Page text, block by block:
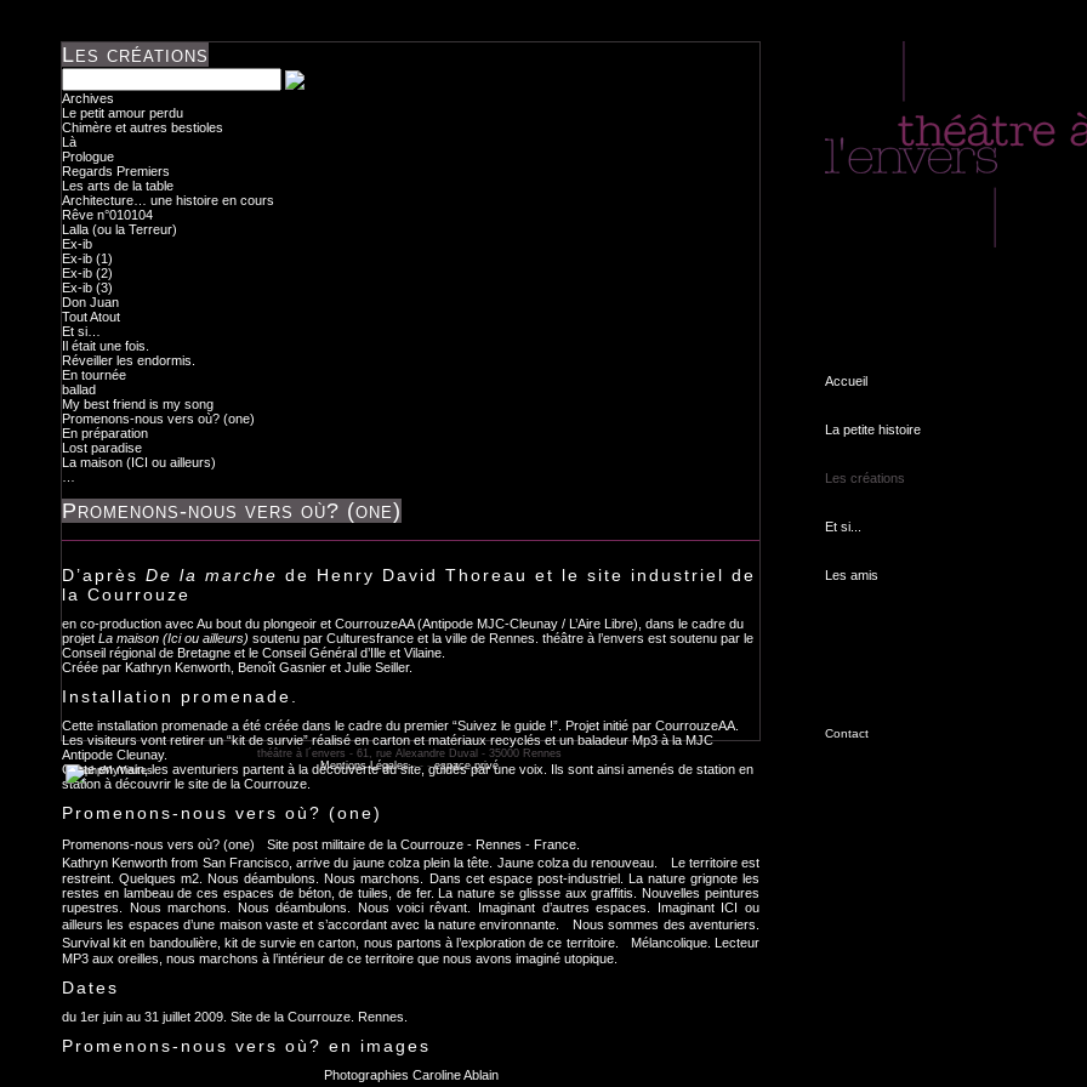
Accueil
La petite histoire
Les créations
Et si...
Les amis
Contact
Les créations
Archives
Le petit amour perdu
Chimère et autres bestioles
Là
Prologue
Regards Premiers
Les arts de la table
Architecture… une histoire en cours
Rêve n°010104
Lalla (ou la Terreur)
Ex-ib
Ex-ib (1)
Ex-ib (2)
Ex-ib (3)
Don Juan
Tout Atout
Et si…
Il était une fois.
Réveiller les endormis.
En tournée
ballad
My best friend is my song
Promenons-nous vers où? (one)
En préparation
Lost paradise
La maison (ICI ou ailleurs)
Promenons-nous vers où? (one)
D’après De la marche de Henry David Thoreau et le site industriel de
la Courrouze
en co-production avec Au bout du plongeoir et CourrouzeAA (Antipode MJC-Cleunay / L’Aire Libre), dans le cadre du
projet La maison (Ici ou ailleurs) soutenu par Culturesfrance et la ville de Rennes. théâtre à l’envers est soutenu par le
Conseil régional de Bretagne et le Conseil Général d’Ille et Vilaine.
Créée par Kathryn Kenworth , Benoît Gasnier et Julie Seiller.
Installation promenade.
Cette installation promenade a été créée dans le cadre du premier “Suivez le guide !”. Projet initié par CourrouzeAA.
Les visiteurs vont retirer un “kit de survie” réalisé en carton et matériaux recyclés et un baladeur Mp3 à la MJC
Antipode Cleunay.
Carte en main, les aventuriers partent à la découverte du site, guidés par une voix. Ils sont ainsi amenés de station en
station à découvrir le site de la Courrouze.
Promenons-nous vers où? (one)
Promenons-nous vers où? (one) Site post militaire de la Courrouze - Rennes - France.
Kathryn Kenworth from San Francisco, arrive du jaune colza plein la tête. Jaune colza du renouveau. Le territoire est
restreint. Quelques m2. Nous déambulons. Nous marchons. Dans cet espace post-industriel. La nature grignote les
restes en lambeau de ces espaces de béton, de tuiles, de fer. La nature se glissse aux graffitis. Nouvelles peintures
rupestres. Nous marchons. Nous déambulons. Nous voici rêvant. Imaginant d’autres espaces. Imaginant ICI ou
ailleurs les espaces d’une maison vaste et s’accordant avec la nature environnante. Nous sommes des aventuriers.
Survival kit en bandoulière, kit de survie en carton, nous partons à l’exploration de ce territoire. Mélancolique. Lecteur
MP3 aux oreilles, nous marchons à l’intérieur de ce territoire que nous avons imaginé utopique.
Dates
du 1er juin au 31 juillet 2009. Site de la Courrouze. Rennes.
Promenons-nous vers où? en images
Photographies Caroline Ablain
théâtre à l´envers - 61, rue Alexandre Duval - 35000 Rennes
Mentions Légales- - -espace privé